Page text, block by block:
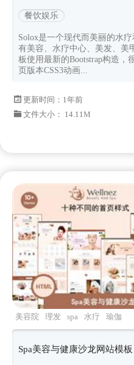
餐饮娱乐
Solox是一个现代而美丽的水
有美容、水疗中心、美发、美
板使用最新的Bootstrap构造，
页版本CSS3动画...
更新时间： 1年前
文件大小： 14.11M
美容院 理发 spa 水疗 瑜伽
Spa美容与健康沙龙网站模板